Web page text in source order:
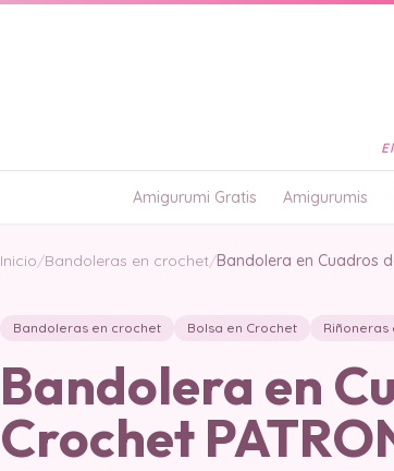
Amigurumi Gratis Amigurumis
Inicio/Bandoleras en crochet/Bandolera en Cuadros
Bandoleras en crochet Bolsa en Crochet Riñoneras
Bandolera en
Crochet